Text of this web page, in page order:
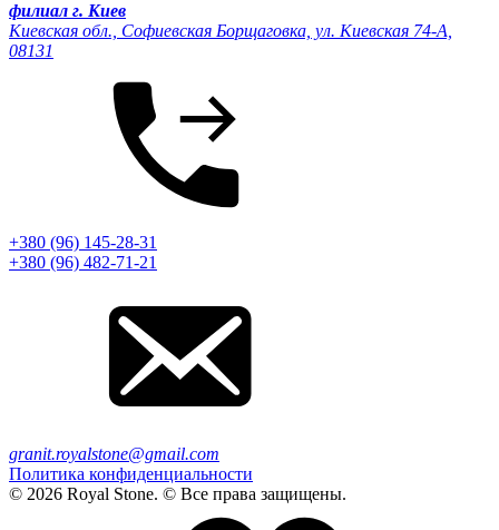
филиал г. Киев
Киевская обл., Софиевская Борщаговка, ул. Киевская 74-А,
08131
+380 (96) 145-28-31
+380 (96) 482-71-21
granit.royalstone@gmail.com
Политика конфиденциальности
© 2026 Royal Stone. © Все права защищены.